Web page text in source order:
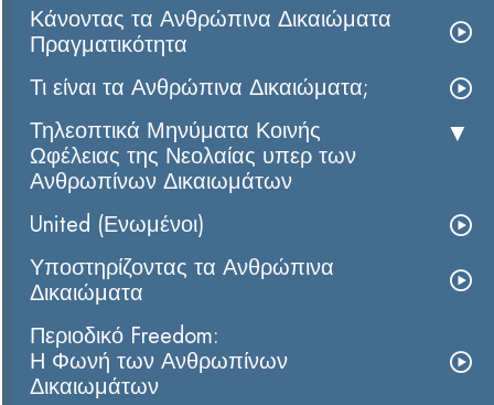
Κάνοντας τα Ανθρώπινα Δικαιώματα
Πραγματικότητα
Τι είναι τα Ανθρώπινα Δικαιώματα;
Τηλεοπτικά Μηνύματα Κοινής
Ωφέλειας της Νεολαίας υπερ των
Ανθρωπίνων Δικαιωμάτων
United (Ενωμένοι)
Υποστηρίζοντας τα Ανθρώπινα
Δικαιώματα
Περιοδικό Freedom:
Η Φωνή των Ανθρωπίνων
Δικαιωμάτων